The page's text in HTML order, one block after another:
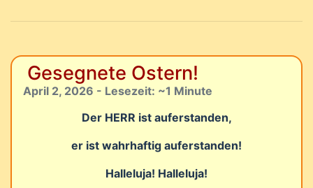
Gesegnete Ostern!
April 2, 2026 - Lesezeit: ~1 Minute
Der HERR ist auferstanden,
er ist wahrhaftig auferstanden!
Halleluja! Halleluja!